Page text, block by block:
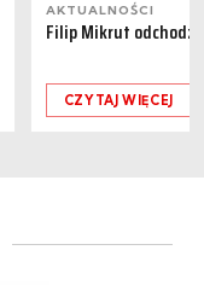
AKTUALNOŚCI
Filip Mikrut
CZYTAJ WIĘCEJ